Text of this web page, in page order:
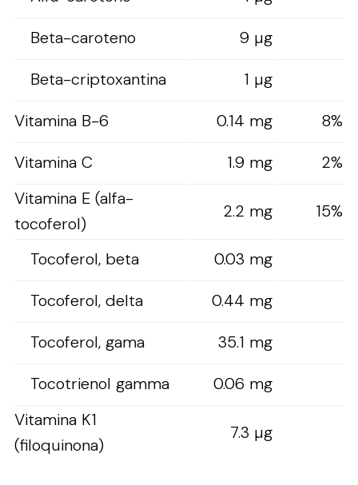
Beta-caroteno
9 µg
Beta-criptoxantina
1 µg
Vitamina B-6
0.14 mg
8%
Vitamina C
1.9 mg
2%
Vitamina E (alfa-
tocoferol)
2.2 mg 15%
Tocoferol, beta
0.03 mg
Tocoferol, delta
0.44 mg
Tocoferol, gama
35.1 mg
Tocotrienol gamma
0.06 mg
Vitamina K1
(filoquinona)
7.3 µg